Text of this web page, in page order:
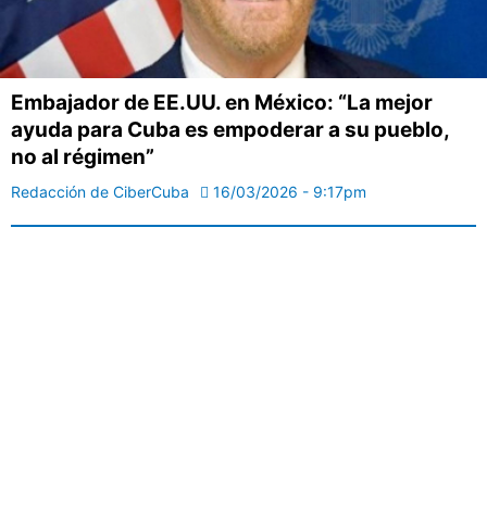
Embajador de EE.UU. en México: “La mejor
ayuda para Cuba es empoderar a su pueblo,
no al régimen”
Redacción de CiberCuba 16/03/2026 - 9:17pm